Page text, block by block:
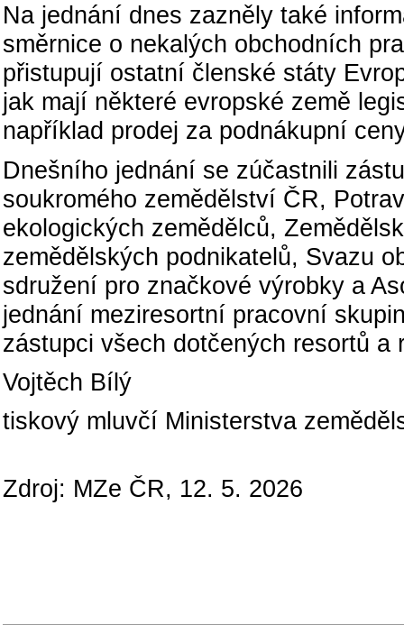
Na jednání dnes zazněly také
směrnice o nekalých obchodních
přistupují ostatní členské státy
jak mají některé evropské země
například prodej za podnákupní
Dnešního jednání se zúčastnili
soukromého zemědělství ČR,
ekologických zemědělců,
zemědělských podnikatelů, Svazu
sdružení pro značkové výrobky a
jednání meziresortní pracovní
zástupci všech dotčených resortů
Vojtěch Bílý
tiskový mluvčí Ministerstva
Zdroj: MZe ČR, 12. 5. 2026